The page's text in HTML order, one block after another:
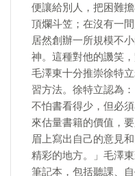
便讓給別人，把困難
頂爛斗笠；在沒有一
居然創辦一所規模不
神。這種對他的譏笑
毛澤東十分推崇徐特
習方法。徐特立認為
不怕書看得少，但必
來估量書籍的價值，
眉上寫出自己的意見
精彩的地方。」毛澤
筆記本，包括聽課、